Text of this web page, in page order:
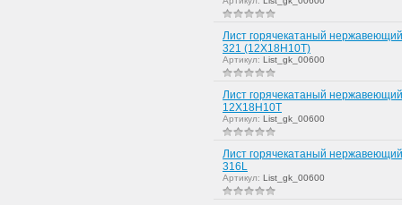
Лист горячекатаный
321 (12Х18Н10Т)
Артикул: List_gk_00600
Лист горячекатаный
12Х18Н10Т
Артикул: List_gk_00600
Лист горячекатаный
316L
Артикул: List_gk_00600